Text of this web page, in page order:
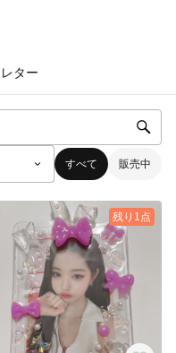
レター
すべて 販売中
残り1点